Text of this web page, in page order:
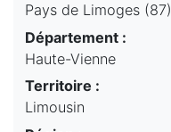
Pays de Limoges (87)
Département :
Haute-Vienne
Territoire :
Limousin